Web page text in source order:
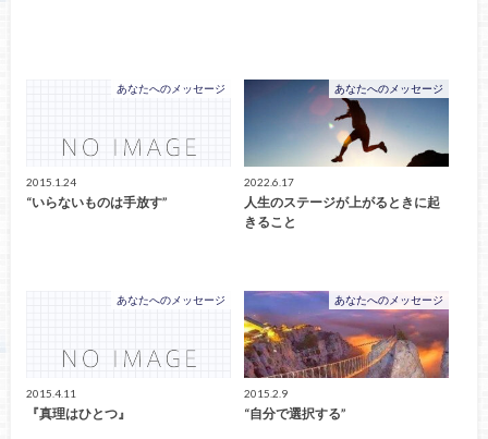
あなたへのメッセージ
2015.1.24
“いらないものは手放す”
あなたへのメッセージ
2022.6.17
人生のステージが上がるときに起
きること
あなたへのメッセージ
2015.4.11
『真理はひとつ』
あなたへのメッセージ
2015.2.9
“自分で選択する”